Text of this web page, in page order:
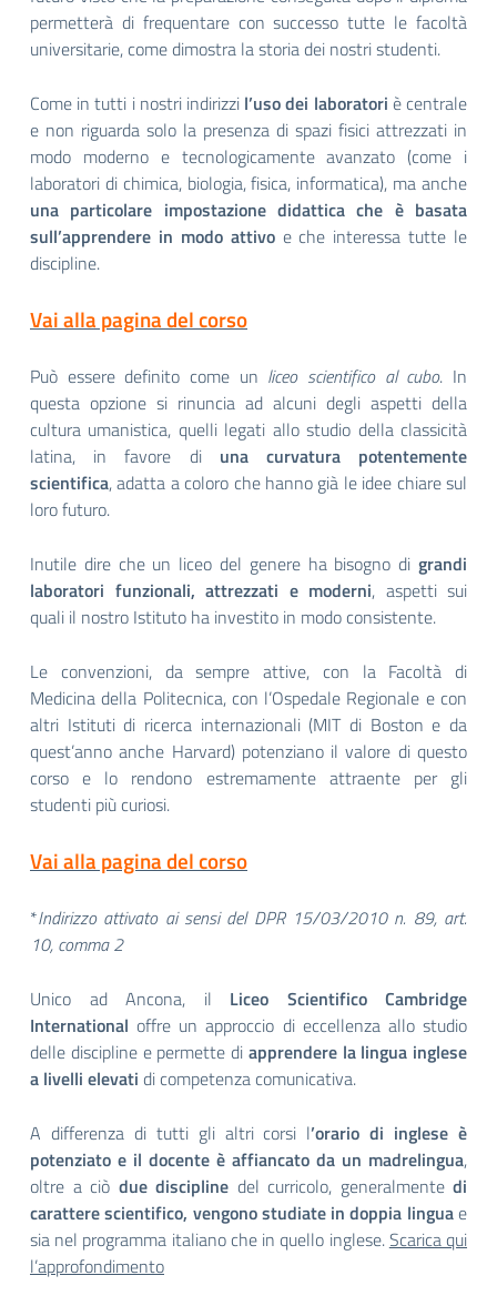
permetterà di frequentare con successo tutte le facoltà
universitarie, come dimostra la storia dei nostri studenti.
Come in tutti i nostri indirizzi l’uso dei laboratori è centrale
e non riguarda solo la presenza di spazi fisici attrezzati in
modo moderno e tecnologicamente avanzato (come i
laboratori di chimica, biologia, fisica, informatica), ma anche
una particolare impostazione didattica che è basata
sull’apprendere in modo attivoe che interessa tutte le
discipline.
Vai alla pagina del corso
Può essere definito come un liceo scientifico al cubo. In
questa opzione si rinuncia ad alcuni degli aspetti della
cultura umanistica, quelli legati allo studio della classicità
latina, in favore di una curvatura potentemente
scientifica, adatta a coloro che hanno già le idee chiare sul
loro futuro.
Inutile dire che un liceo del genere ha bisogno di grandi
laboratori funzionali, attrezzati e moderni, aspetti sui
quali il nostro Istituto ha investito in modo consistente.
Le convenzioni, da sempre attive, con la Facoltà di
Medicina della Politecnica, con l’Ospedale Regionale e con
altri Istituti di ricerca internazionali (MIT di Boston e da
quest’anno anche Harvard) potenziano il valore di questo
corso e lo rendono estremamente attraente per gli
studenti più curiosi.
Vai alla pagina del corso
*Indirizzo attivato ai sensi del DPR 15/03/2010 n. 89, art.
10, comma 2
Unico ad Ancona, il Liceo Scientifico Cambridge
International offre un approccio di eccellenza allo studio
delle discipline e permette di apprendere la lingua inglese
a livelli elevati di competenza comunicativa.
A differenza di tutti gli altri corsi l’orario di inglese è
potenziato e il docente è affiancato da un madrelingua,
oltre a ciò due discipline del curricolo, generalmente di
carattere scientifico, vengono studiate in doppia linguae
sia nel programma italiano che in quello inglese.Scarica qui
l’approfondimento